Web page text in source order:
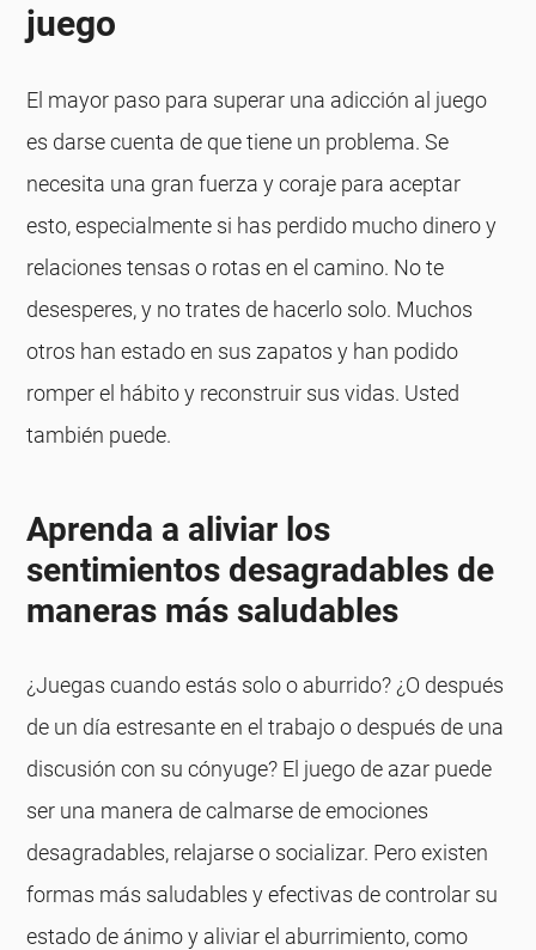
juego
El mayor paso para superar una adicción al juego
es darse cuenta de que tiene un problema. Se
necesita una gran fuerza y ​​coraje para aceptar
esto, especialmente si has perdido mucho dinero y
relaciones tensas o rotas en el camino. No te
desesperes, y no trates de hacerlo solo. Muchos
otros han estado en sus zapatos y han podido
romper el hábito y reconstruir sus vidas. Usted
también puede.
Aprenda a aliviar los
sentimientos desagradables de
maneras más saludables
¿Juegas cuando estás solo o aburrido? ¿O después
de un día estresante en el trabajo o después de una
discusión con su cónyuge? El juego de azar puede
ser una manera de calmarse de emociones
desagradables, relajarse o socializar. Pero existen
formas más saludables y efectivas de controlar su
estado de ánimo y aliviar el aburrimiento, como